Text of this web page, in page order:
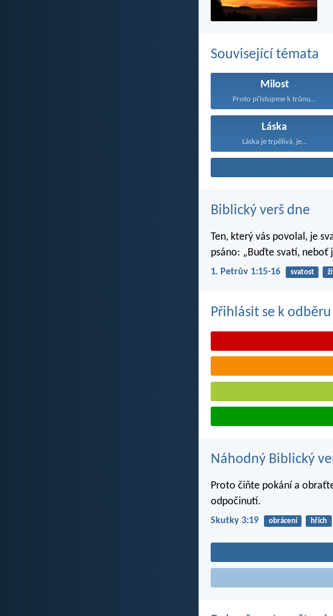
Související témata
Milost
Proto přistupme k trůnu...
Láska
Láska je trpělivá, je...
Biblický verš dne
Ten, který vás povolal, je
psáno: „Buďte svatí, neboť
1. Petrův 1:15-16 svatost
Přihlásit se k
Náhodný Biblický
Proto čiňte pokání a
odpočinutí.
Skutky 3:19 obrácení hřích